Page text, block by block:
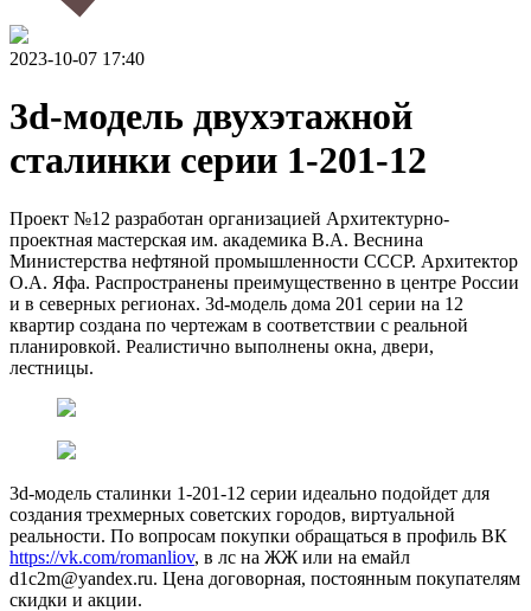
2023-10-07 17:40
3d-модель двухэтажной
сталинки серии 1-201-12
Проект №12 разработан организацией Архитектурно-
проектная мастерская им. академика В.А. Веснина
Министерства нефтяной промышленности СССР. Архитектор
О.А. Яфа. Распространены преимущественно в центре России
и в северных регионах. 3d-модель дома 201 серии на 12
квартир создана по чертежам в соответствии с реальной
планировкой. Реалистично выполнены окна, двери,
лестницы.
3d-модель сталинки 1-201-12 серии идеально подойдет для
создания трехмерных советских городов, виртуальной
реальности. По вопросам покупки обращаться в профиль ВК
https://vk.com/romanliov, в лс на ЖЖ или на емайл
d1c2m@yandex.ru. Цена договорная, постоянным покупателям
скидки и акции.